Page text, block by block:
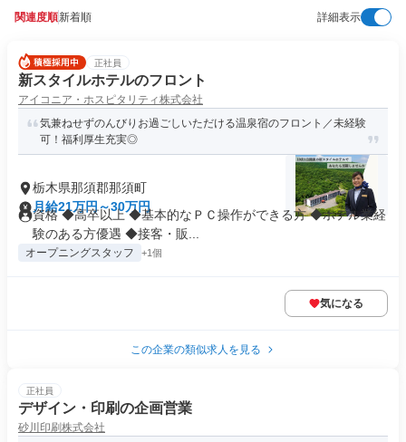
関連度順新着順 詳細表示
正社員
新スタイルホテルのフロント
アイコニア・ホスピタリティ株式会社
気兼ねせずのんびりお過ごしいただける温泉宿のフロント／未経験
可！福利厚生充実◎
栃木県那須郡那須町
月給21万円～30万円
資格 ◆高卒以上 ◆基本的なＰＣ操作ができる方 ◆ホテル業経
験のある方優遇 ◆接客・販...
オープニングスタッフ +1個
気になる
この企業の類似求人を見る
正社員
デザイン・印刷の企画営業
砂川印刷株式会社